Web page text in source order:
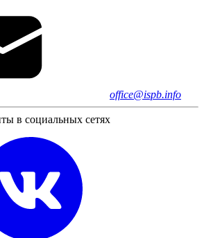
office@ispb.info
в социальных сетях